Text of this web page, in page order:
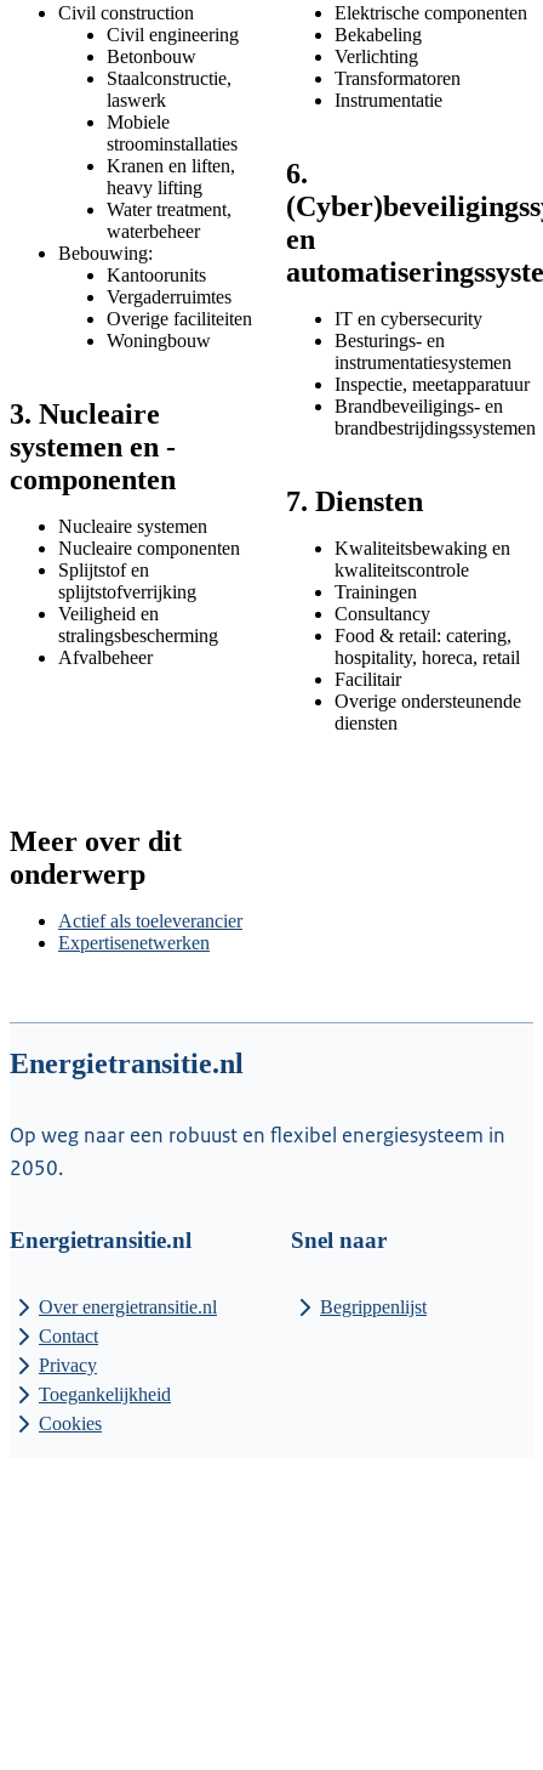
Civil construction
Civil engineering
Betonbouw
Staalconstructie,
laswerk
Mobiele
stroominstallaties
Kranen en liften,
heavy lifting
Water treatment,
waterbeheer
Bebouwing:
Kantoorunits
Vergaderruimtes
Overige faciliteiten
Woningbouw
3. Nucleaire
systemen en -
componenten
Nucleaire systemen
Nucleaire componenten
Splijtstof en
splijtstofverrijking
Veiligheid en
stralingsbescherming
Afvalbeheer
Elektrische componenten
Bekabeling
Verlichting
Transformatoren
Instrumentatie
6.
en
IT en cybersecurity
Besturings- en
instrumentatiesystemen
Inspectie, meetapparatuur
Brandbeveiligings- en
brandbestrijdingssystemen
7. Diensten
Kwaliteitsbewaking en
kwaliteitscontrole
Trainingen
Consultancy
Food & retail: catering,
hospitality, horeca, retail
Facilitair
Overige ondersteunende
diensten
Meer over dit
onderwerp
Actief als toeleverancier
Expertisenetwerken
Energietransitie.nl
Op weg naar een robuust en flexibel energiesysteem in
2050.
Energietransitie.nl
Over energietransitie.nl
Contact
Privacy
Toegankelijkheid
Cookies
Snel naar
Begrippenlijst